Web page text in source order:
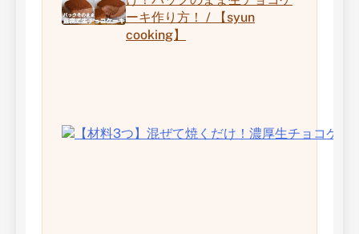
ーキ作り方！ / 【syun
cooking】